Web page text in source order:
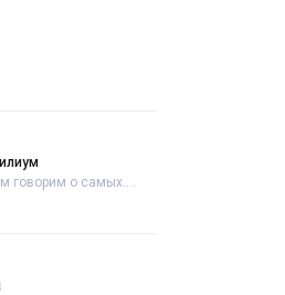
говорим о самых....